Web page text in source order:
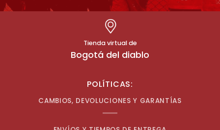
Tienda virtual de
Bogotá del diablo
POLÍTICAS:
CAMBIOS, DEVOLUCIONES Y GARANTÍAS